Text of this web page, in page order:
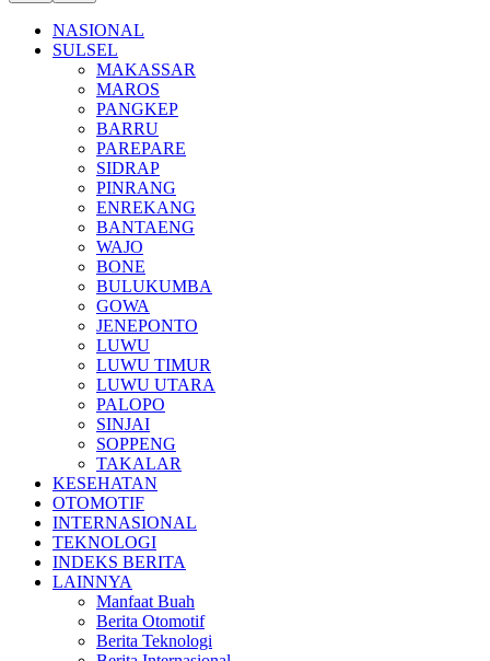
NASIONAL
SULSEL
MAKASSAR
MAROS
PANGKEP
BARRU
PAREPARE
SIDRAP
PINRANG
ENREKANG
BANTAENG
WAJO
BONE
BULUKUMBA
GOWA
JENEPONTO
LUWU
LUWU TIMUR
LUWU UTARA
PALOPO
SINJAI
SOPPENG
TAKALAR
KESEHATAN
OTOMOTIF
INTERNASIONAL
TEKNOLOGI
INDEKS BERITA
LAINNYA
Manfaat Buah
Berita Otomotif
Berita Teknologi